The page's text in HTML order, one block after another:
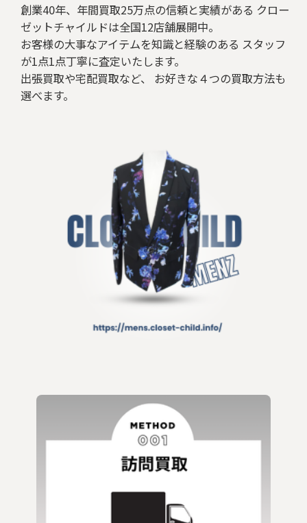
創業40年、年間買取25万点の信頼と実績がある クロー
ゼットチャイルドは全国12店舗展開中。
お客様の大事なアイテムを知識と経験のある スタッフ
が1点1点丁寧に査定いたします。
出張買取や宅配買取など、 お好きな４つの買取方法も
選べます。